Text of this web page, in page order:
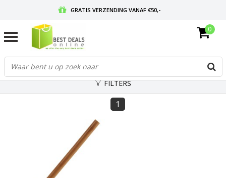
GRATIS VERZENDING VANAF €50,-
GRATIS RETOURNEREN EN 30 DAGEN BEDENKTIJD
0
FILTERS
1